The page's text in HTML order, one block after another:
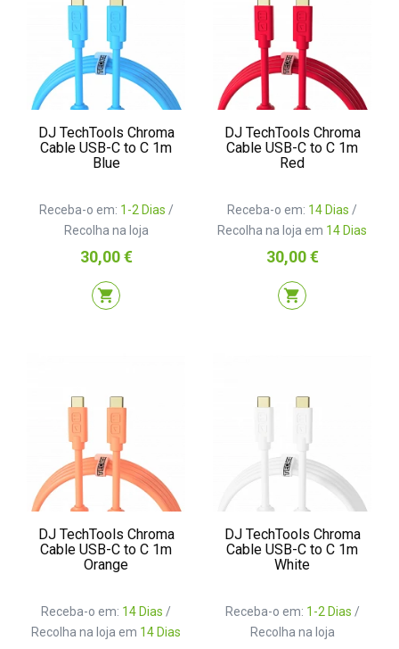
DJ TechTools Chroma
Cable USB-C to C 1m
Blue
Receba-o em: 1-2 Dias /
Recolha na loja
Preço
30,00 €
shopping_cart
DJ TechTools Chroma
Cable USB-C to C 1m
Red
Receba-o em: 14 Dias /
Recolha na loja em 14 Dias
Preço
30,00 €
shopping_cart
DJ TechTools Chroma
Cable USB-C to C 1m
Orange
Receba-o em: 14 Dias /
Recolha na loja em 14 Dias
DJ TechTools Chroma
Cable USB-C to C 1m
White
Receba-o em: 1-2 Dias /
Recolha na loja